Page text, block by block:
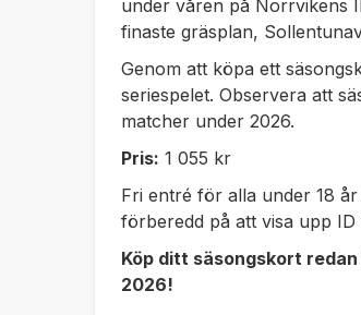
under våren på Norrvikens
finaste gräsplan,
Genom att köpa ett
seriespelet. Observera att
matcher under 2026.
Pris: 1 055 kr
Fri entré för alla under 18
förberedd på att visa upp ID
Köp ditt säsongskort
2026!